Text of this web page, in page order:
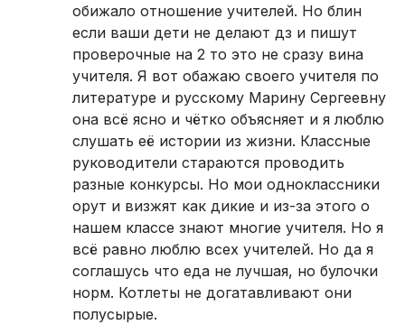
обижало отношение учителей. Но блин
если ваши дети не делают дз и пишут
проверочные на 2 то это не сразу вина
учителя. Я вот обажаю своего учителя по
литературе и русскому Марину Сергеевну
она всё ясно и чётко объясняет и я люблю
слушать её истории из жизни. Классные
руководители стараются проводить
разные конкурсы. Но мои одноклассники
орут и визжят как дикие и из-за этого о
нашем классе знают многие учителя. Но я
всё равно люблю всех учителей. Но да я
соглашусь что еда не лучшая, но булочки
норм. Котлеты не догатавливают они
полусырые.